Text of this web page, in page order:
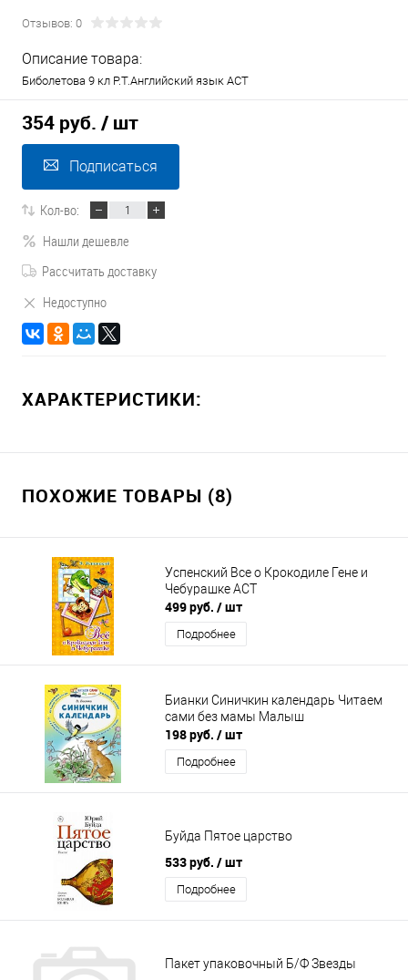
Отзывов: 0
Описание товара:
Биболетова 9 кл Р.Т.Английский язык АСТ
354 руб. / шт
Подписаться
Кол-во:
Нашли дешевле
Рассчитать доставку
Недоступно
ХАРАКТЕРИСТИКИ:
ПОХОЖИЕ ТОВАРЫ (8)
Успенский Все о Крокодиле Гене и
Чебурашке АСТ
499 руб. / шт
Подробнее
Бианки Синичкин календарь Читаем
сами без мамы Малыш
198 руб. / шт
Подробнее
Буйда Пятое царство
533 руб. / шт
Подробнее
Пакет упаковочный Б/Ф Звезды